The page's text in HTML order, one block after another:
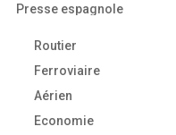
Presse espagnole
Routier
Ferroviaire
Aérien
Economie